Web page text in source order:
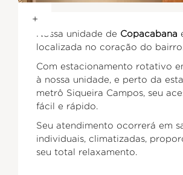
+
Nossa unidade de Copacabana
localizada no coração do bairro.
Com estacionamento rotativo
à nossa unidade, e perto da
metrô Siqueira Campos, seu
fácil e rápido.
Seu atendimento ocorrerá em
individuais, climatizadas,
seu total relaxamento.